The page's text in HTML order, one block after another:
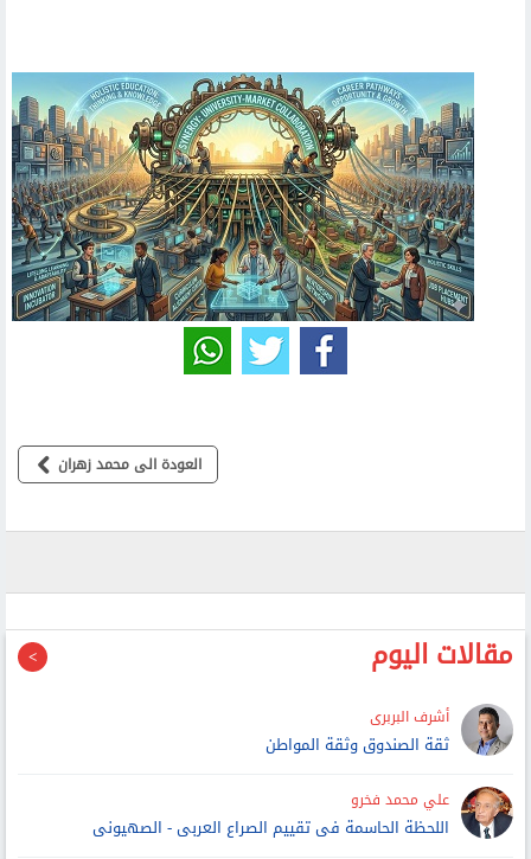
العودة الى محمد زهران
مقالات اليوم
أشرف البربرى
ثقة الصندوق وثقة المواطن
علي محمد فخرو
اللحظة الحاسمة فى تقييم الصراع العربى - الصهيونى